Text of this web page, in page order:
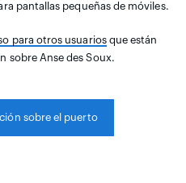
pantallas pequeñas de móviles.
para otros usuariosque están
sobre Anse des Soux.
sobre el puerto